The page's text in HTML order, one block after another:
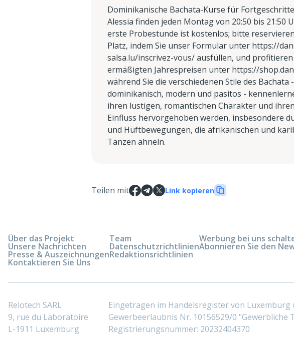
Dominikanische Bachata-Kurse für
Alessia finden jeden Montag von 20:50 bis 21:50
erste Probestunde ist kostenlos; bitte
Platz, indem Sie unser Formular unter https://
salsa.lu/inscrivez-vous/ ausfüllen, und profitieren
ermäßigten Jahrespreisen unter https://
während Sie die verschiedenen Stile des Bachata -
dominikanisch, modern und pasitos -
ihren lustigen, romantischen Charakter und
Einfluss hervorgehoben werden, insbesondere
und Hüftbewegungen, die afrikanischen und
Tänzen ähneln.
Teilen mit Link kopieren
Über das Projekt
Unsere Nachrichten
Presse & Auszeichnungen
Kontaktieren Sie Uns
Team
Datenschutzrichtlinien
Redaktionsrichtlinien
Werbung bei uns
Abonnieren Sie den
Relotech SARL
9, rue du Laboratoire
L-1911 Luxemburg
Eingetragen im Handelsregister von
Gewerbeerlaubnis Nr. 10156529/0
Registrierungsnummer: 20232404370